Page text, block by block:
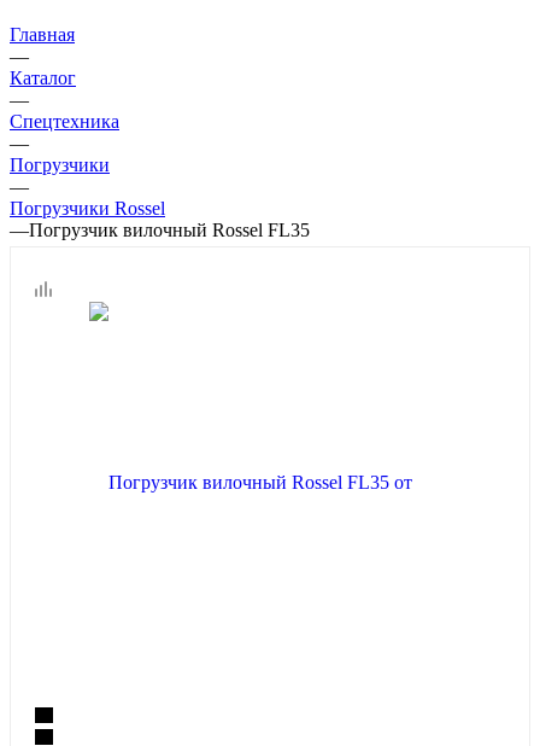
Главная
—
Каталог
—
Спецтехника
—
Погрузчики
—
Погрузчики Rossel
—Погрузчик вилочный Rossel FL35